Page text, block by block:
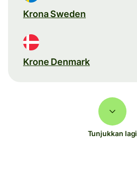
Krona Sweden
Krone Denmark
Tunjukkan lagi